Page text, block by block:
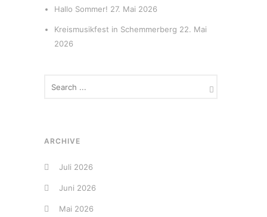
Hallo Sommer! 27. Mai 2026
Kreismusikfest in Schemmerberg 22. Mai
2026
ARCHIVE
Juli 2026
Juni 2026
Mai 2026